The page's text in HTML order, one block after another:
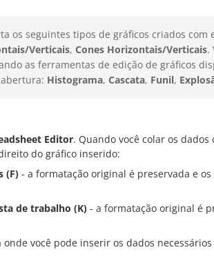
os seguintes tipos de gráficos criados
Verticais, Cones Horizontais/Verticais.
as ferramentas de edição de gráficos
Histograma, Cascata, Funil,
Editor. Quando você colar os
do gráfico inserido:
(F) - a formatação original é preservada e
de trabalho (K) - a formatação original é
onde você pode inserir os dados